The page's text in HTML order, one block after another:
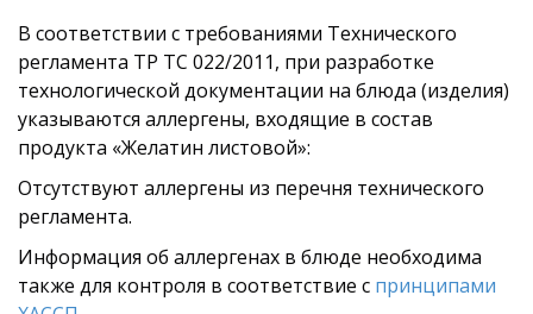
В соответствии с требованиями Технического
регламента ТР ТС 022/2011, при разработке
технологической документации на блюда (изделия)
указываются аллергены, входящие в состав
продукта «Желатин листовой»:
Отсутствуют аллергены из перечня технического
регламента.
Информация об аллергенах в блюде необходима
также для контроля в соответствие с принципами